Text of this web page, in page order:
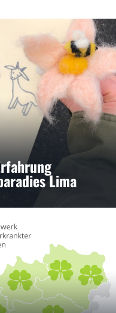
Lima